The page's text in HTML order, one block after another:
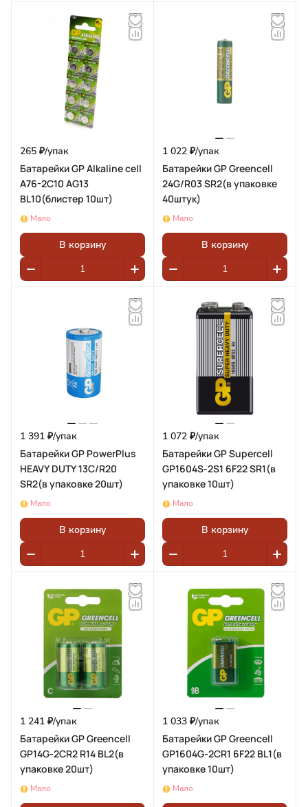
265 ₽/упак
Батарейки GP Alkaline cell
А76-2C10 AG13
BL10(блистер 10шт)
Мало
В корзину
1 022 ₽/упак
Батарейки GP Greencell
24G/R03 SR2(в упаковке
40штук)
Мало
В корзину
1 391 ₽/упак
Батарейки GP PowerPlus
HEAVY DUTY 13C/R20
SR2(в упаковке 20шт)
Мало
В корзину
1 072 ₽/упак
Батарейки GP Supercell
GP1604S-2S1 6F22 SR1(в
упаковке 10шт)
Мало
В корзину
1 241 ₽/упак
Батарейки GP Greencell
GP14G-2CR2 R14 BL2(в
упаковке 20шт)
Мало
1 033 ₽/упак
Батарейки GP Greencell
GP1604G-2CR1 6F22 BL1(в
упаковке 10шт)
Мало